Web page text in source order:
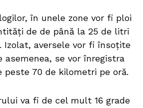
în unele zone vor fi ploi
de de până la 25 de litri
Izolat, aversele vor fi însoțite
asemenea, se vor înregistra
peste 70 de kilometri pe oră.
va fi de cel mult 16 grade